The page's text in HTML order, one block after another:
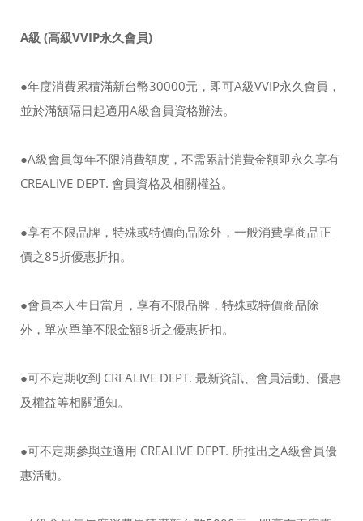
A級 (高級VVIP永久會員)
●年度消費累積滿新台幣30000元，即可A級VVIP永久會員，
並於滿額隔日起適用A級會員資格辦法。
●A級會員每年不限消費額度，不需累計消費金額即永久享有
CREALIVE DEPT. 會員資格及相關權益。
●享有不限品牌，特殊或特價商品除外，一般消費享商品正
價之85折優惠折扣。
●會員本人生日當月，享有不限品牌，特殊或特價商品除
外，單次單筆不限金額8折之優惠折扣。
●可不定期收到 CREALIVE DEPT. 最新資訊、會員活動、優惠
及權益等相關通知。
●可不定期參與並適用 CREALIVE DEPT. 所推出之A級會員優
惠活動。